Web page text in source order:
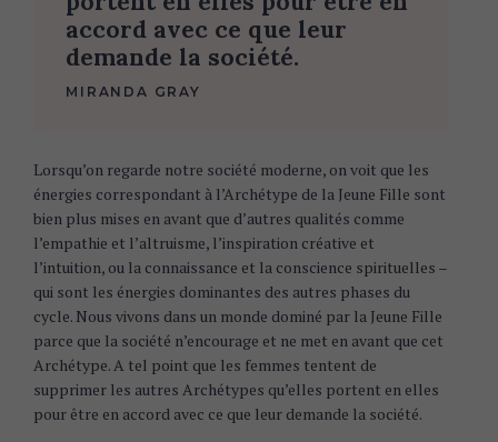
accord avec ce que leur
demande la société.
MIRANDA GRAY
Lorsqu’on regarde notre société moderne, on voit que les
énergies correspondant à l’Archétype de la Jeune Fille sont
bien plus mises en avant que d’autres qualités comme
l’empathie et l’altruisme, l’inspiration créative et
l’intuition, ou la connaissance et la conscience spirituelles –
qui sont les énergies dominantes des autres phases du
cycle. Nous vivons dans un monde dominé par la Jeune Fille
parce que la société n’encourage et ne met en avant que cet
Archétype. A tel point que les femmes tentent de
supprimer les autres Archétypes qu’elles portent en elles
pour être en accord avec ce que leur demande la société.